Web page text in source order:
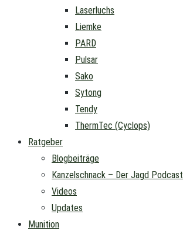
Laserluchs
Liemke
PARD
Pulsar
Sako
Sytong
Tendy
ThermTec (Cyclops)
Ratgeber
Blogbeiträge
Kanzelschnack – Der Jagd Podcast
Videos
Updates
Munition